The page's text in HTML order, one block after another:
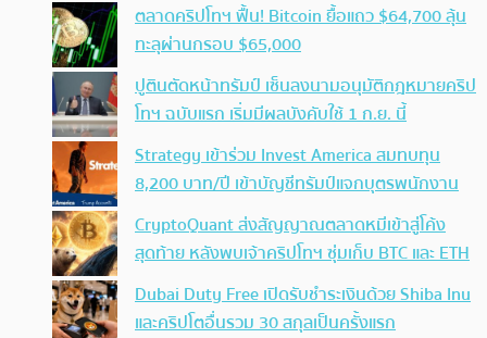
ตลาดคริปโทฯ ฟื้น! Bitcoin ยื้อแถว $64,700 ลุ้น
ทะลุผ่านกรอบ $65,000
ปูตินตัดหน้าทรัมป์ เซ็นลงนามอนุมัติกฎหมายคริป
โทฯ ฉบับแรก เริ่มมีผลบังคับใช้ 1 ก.ย. นี้
Strategy เข้าร่วม Invest America สมทบทุน
8,200 บาท/ปี เข้าบัญชีทรัมป์แจกบุตรพนักงาน
CryptoQuant ส่งสัญญาณตลาดหมีเข้าสู่โค้ง
สุดท้าย หลังพบเจ้าคริปโทฯ ซุ่มเก็บ BTC และ ETH
Dubai Duty Free เปิดรับชำระเงินด้วย Shiba Inu
และคริปโตอื่นรวม 30 สกุลเป็นครั้งแรก